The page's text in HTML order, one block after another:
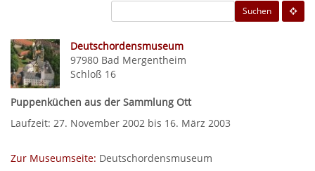
Suchen
Deutschordensmuseum
97980 Bad Mergentheim
Schloß 16
Puppenküchen aus der Sammlung Ott
Laufzeit: 27. November 2002 bis 16. März 2003
Zur Museumseite: Deutschordensmuseum